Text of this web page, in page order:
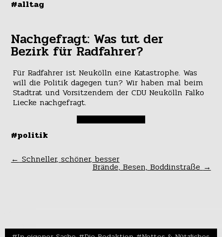
#alltag
Nachgefragt: Was tut der
Bezirk für Radfahrer?
Für Radfahrer ist Neukölln eine Katastrophe. Was
will die Politik dagegen tun? Wir haben mal beim
Stadtrat und Vorsitzendem der CDU Neukölln Falko
Liecke nachgefragt.
#politik
← Schneller, schöner, besser
Brände, Besen, Boddinstraße →